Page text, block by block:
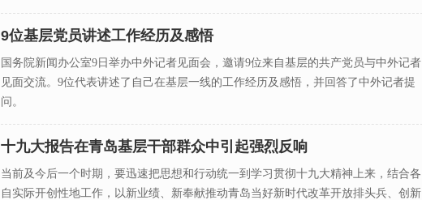
9位基层党员讲述工作经历及感悟
国务院新闻办公室9日举办中外记者见面会，邀请9位来自基层的共产党员与中外记者
见面交流。9位代表讲述了自己在基层一线的工作经历及感悟，并回答了中外记者提
问。
十九大报告在青岛基层干部群众中引起强烈反响
当前及今后一个时期，要迅速把思想和行动统一到学习贯彻十九大精神上来，结合各
自实际开创性地工作，以新业绩、新奉献推动青岛当好新时代改革开放排头兵、创新